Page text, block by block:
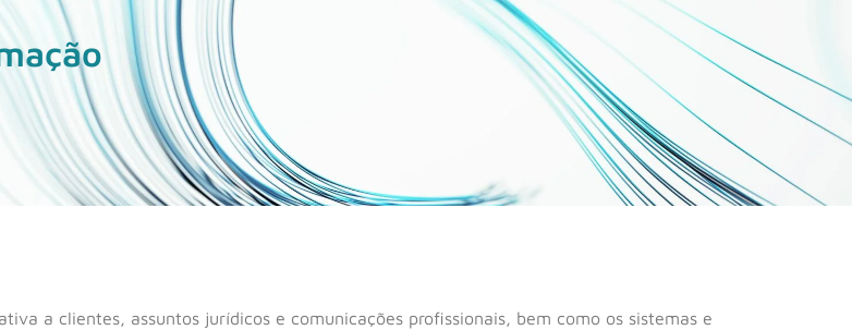
a clientes, assuntos jurídicos e comunicações profissionais, bem como os sistemas e